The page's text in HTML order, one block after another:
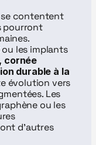
se contentent
pourront
ou les implants
cornée
durable à la
évolution vers
Les
ou les
d’autres